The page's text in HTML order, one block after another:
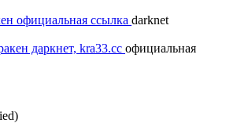
официальная ссылка darknet
даркнет, kra33.cc официальная